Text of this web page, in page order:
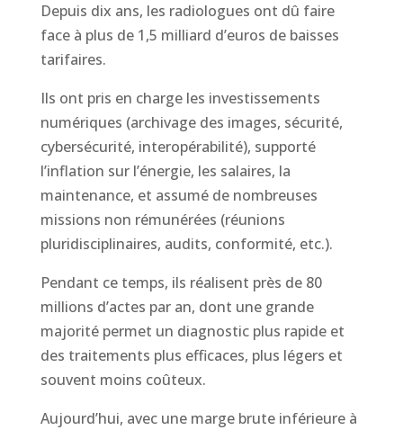
Depuis dix ans, les radiologues ont dû faire
face à plus de 1,5 milliard d’euros de baisses
tarifaires.
Ils ont pris en charge les investissements
numériques (archivage des images, sécurité,
cybersécurité, interopérabilité), supporté
l’inflation sur l’énergie, les salaires, la
maintenance, et assumé de nombreuses
missions non rémunérées (réunions
pluridisciplinaires, audits, conformité, etc.).
Pendant ce temps, ils réalisent près de 80
millions d’actes par an, dont une grande
majorité permet un diagnostic plus rapide et
des traitements plus efficaces, plus légers et
souvent moins coûteux.
Aujourd’hui, avec une marge brute inférieure à